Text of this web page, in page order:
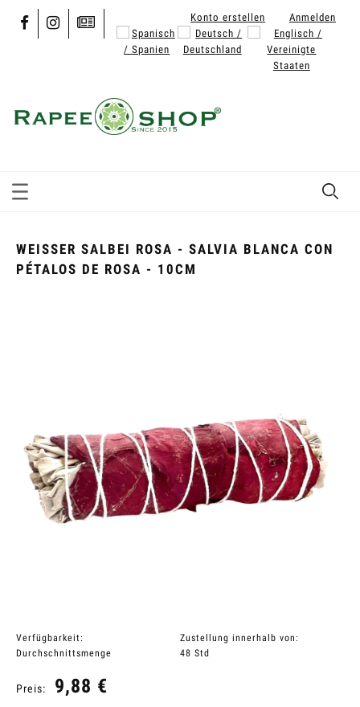
Konto erstellen Anmelden
WEISSER SALBEI ROSA - SALVIA BLANCA CON P
ÉTALOS DE ROSA - 10CM
Verfügbarkeit:
Durchschnittsmenge
Zustellung innerhalb von:
48 Std
Preis: 9,88 €